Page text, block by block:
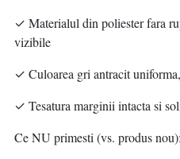
✓ Materialul din poliester fara
vizibile
✓ Culoarea gri antracit
✓ Tesatura marginii intacta si
Ce NU primesti (vs. produs nou):